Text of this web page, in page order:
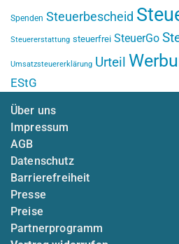
Spenden Steuerbescheid
Steuererstattung steuerfrei SteuerGo
Umsatzsteuererklärung Urteil
EStG
Über uns
Impressum
AGB
Datenschutz
Barrierefreiheit
Presse
Preise
Partnerprogramm